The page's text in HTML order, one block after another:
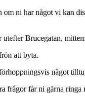
om ni har något vi kan
Brucegatan,
att byta.
något
frågor får ni gärna ringa